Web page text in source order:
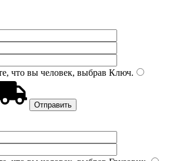
что вы человек, выбрав Ключ.